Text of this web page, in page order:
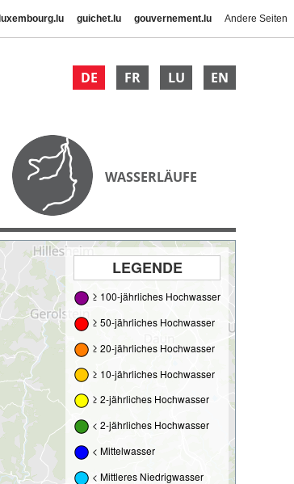
luxembourg.lu guichet.lu gouvernement.lu Andere Seiten
DE FR LU EN
WASSERLÄUFE
LEGENDE
≥ 100-jährliches Hochwasser
≥ 50-jährliches Hochwasser
≥ 20-jährliches Hochwasser
≥ 10-jährliches Hochwasser
≥ 2-jährliches Hochwasser
< 2-jährliches Hochwasser
< Mittelwasser
< Mittleres Niedrigwasser